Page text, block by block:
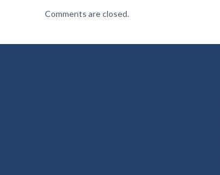
Comments are closed.